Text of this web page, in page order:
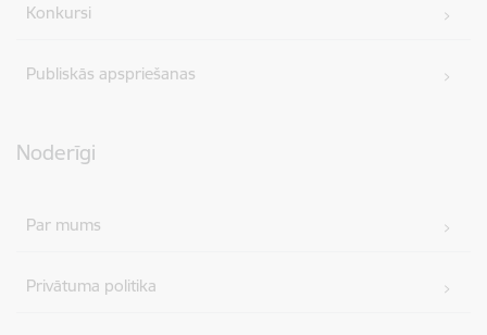
Konkursi
Publiskās apspriešanas
Noderīgi
Par mums
Privātuma politika